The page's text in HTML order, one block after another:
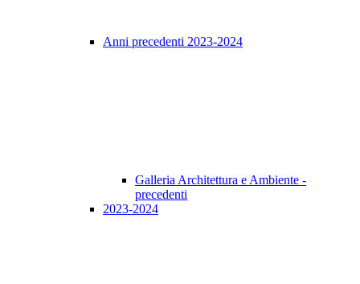
Anni precedenti 2023-2024
Galleria Architettura e Ambiente -
precedenti
2023-2024